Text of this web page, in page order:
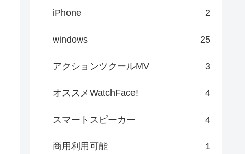
iPhone 2
windows 25
アクションツクールMV 3
オススメWatchFace! 4
スマートスピーカー 4
商用利用可能 1